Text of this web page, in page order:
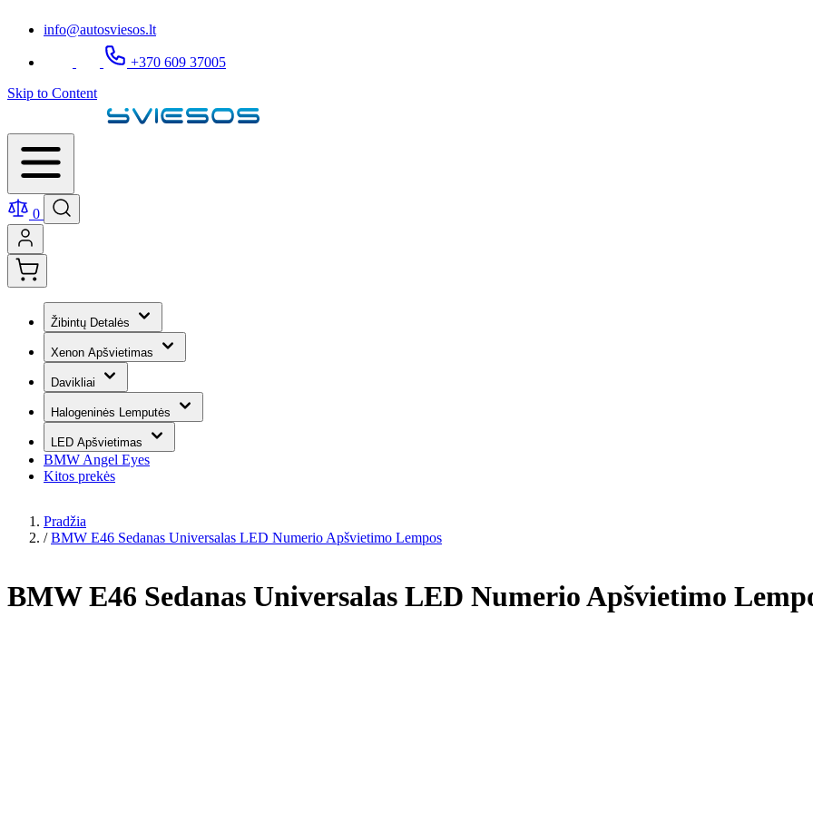
info@autosviesos.lt
+370 609 37005
Skip to Content
0
Žibintų Detalės
Xenon Apšvietimas
Davikliai
Halogeninės Lemputės
LED Apšvietimas
BMW Angel Eyes
Kitos prekės
Pradžia
/ BMW E46 Sedanas Universalas LED Numerio Apšvietimo Lempos
BMW E46 Sedanas Universalas LED Numerio Apšvietimo